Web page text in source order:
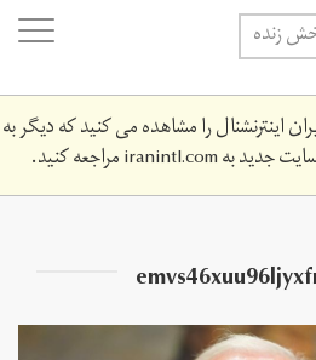
زنده
اینترنشنال را مشاهده می کنید که دیگر به
جدید بهiranintl.comمراجعه کنید.